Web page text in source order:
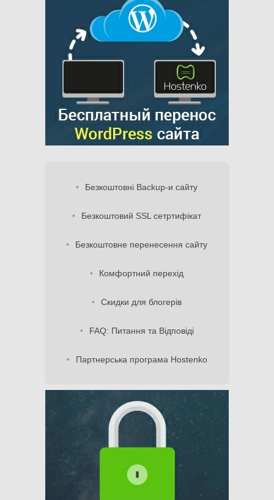
Безкоштовні Backup-и сайту
Безкоштовий SSL сетртифікат
Безкоштовне перенесення сайту
Комфортний перехід
Скидки для блогерів
FAQ: Питання та Відповіді
Партнерська програма Hostenko